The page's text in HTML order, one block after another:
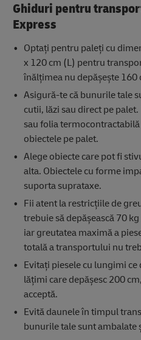
Ghiduri pentru
Express
Optați pentru paleți cu
x 120 cm (L) pentru
înălțimea nu depășește 160
Asigură-te că bunurile tale
cutii, lăzi sau direct pe
sau folia
obiectele pe palet.
Alege obiecte care pot fi
alta. Obiectele cu forme
suporta suprataxe.
Fii atent la restricțiile de
trebuie să depășească 70
iar greutatea maximă a
totală a transportului nu
Evitați piesele cu lungimi ce
lățimi care depășesc 200
acceptă.
Evită daunele în timpul
bunurile tale sunt ambalate